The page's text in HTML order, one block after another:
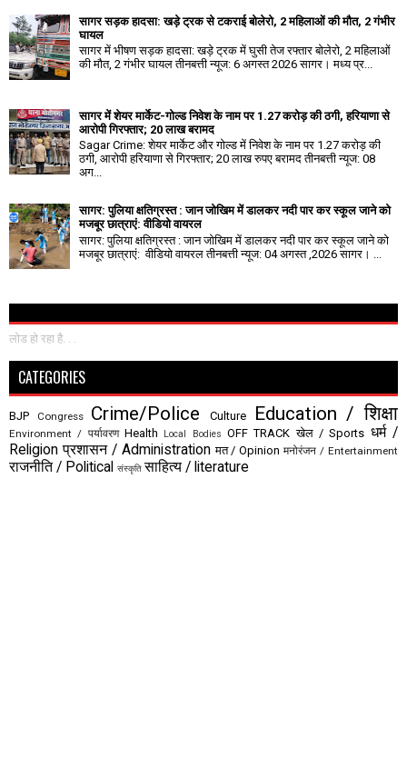
सागर सड़क हादसा: खड़े ट्रक से टकराई बोलेरो, 2 महिलाओं की मौत, 2 गंभीर
घायल
सागर में भीषण सड़क हादसा: खड़े ट्रक में घुसी तेज रफ्तार बोलेरो, 2 महिलाओं
की मौत, 2 गंभीर घायल तीनबत्ती न्यूज: 6 अगस्त 2026 सागर। मध्य प्र...
सागर में शेयर मार्केट-गोल्ड निवेश के नाम पर 1.27 करोड़ की ठगी, हरियाणा से
आरोपी गिरफ्तार; 20 लाख बरामद
Sagar Crime: शेयर मार्केट और गोल्ड में निवेश के नाम पर 1.27 करोड़ की
ठगी, आरोपी हरियाणा से गिरफ्तार; 20 लाख रुपए बरामद तीनबत्ती न्यूज: 08
अग...
सागर: पुलिया क्षतिग्रस्त : जान जोखिम में डालकर नदी पार कर स्कूल जाने को
मजबूर छात्राएं: वीडियो वायरल
सागर: पुलिया क्षतिग्रस्त : जान जोखिम में डालकर नदी पार कर स्कूल जाने को
मजबूर छात्राएं: वीडियो वायरल तीनबत्ती न्यूज: 04 अगस्त ,2026 सागर। ...
लोड हो रहा है. . .
CATEGORIES
BJP Congress Crime/Police Culture Education / शिक्षा
Environment / पर्यावरण Health Local Bodies OFF TRACK खेल / Sports धर्म /
Religion प्रशासन / Administration मत / Opinion मनोरंजन / Entertainment
राजनीति / Political संस्कृति साहित्य / literature